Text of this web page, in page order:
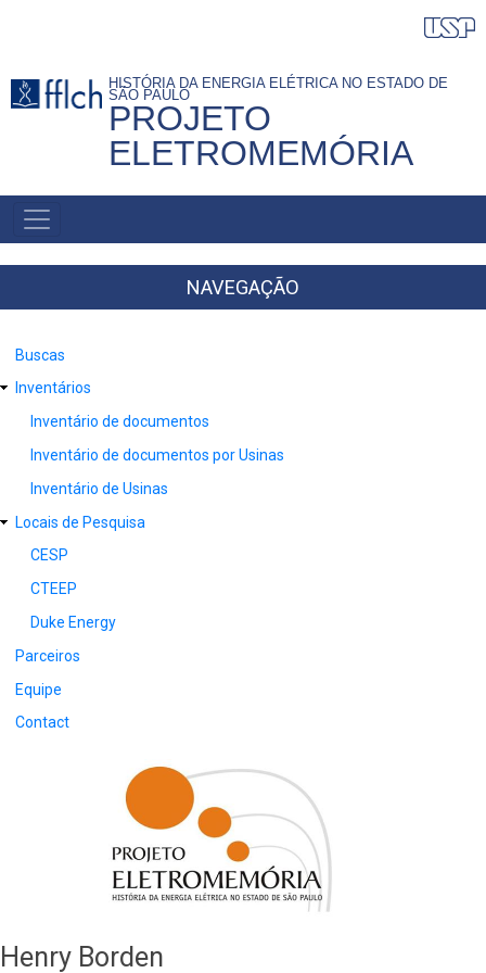
conteúdo
HISTÓRIA DA ENERGIA ELÉTRICA NO ESTADO DE
SÃO PAULO
PROJETO
ELETROMEMÓRIA
NAVEGAÇÃO
PRINCIPAL
NAVEGAÇÃO
Buscas
Inventários
Inventário de documentos
Inventário de documentos por Usinas
Inventário de Usinas
Locais de Pesquisa
CESP
CTEEP
Duke Energy
Parceiros
Equipe
Contact
Henry Borden